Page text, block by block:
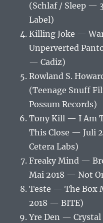
(Schlaf / Sleep —
Label)
Killing Joke —
Unperverted
— Cadiz)
Rowland S.
(Teenage Snuff
Possum Records)
Tony Kill — I Am
This Close — Juli
Cetera Labs)
Freaky Mind —
Mai 2018 — Not
Teste — The Box
2018 — BITE)
Yre Den —